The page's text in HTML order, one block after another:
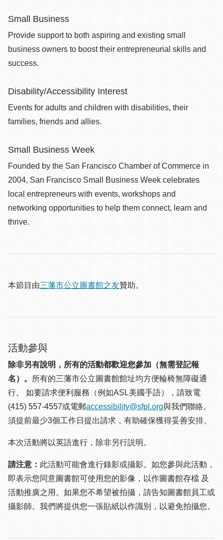
Small Business
Provide support to both aspiring and existing small
business owners to boost their entrepreneurial skills and
success.
Disability/Accessibility Interest
Events for adults and children with disabilities, their
families, friends and allies.
Small Business Week
Founded by the San Francisco Chamber of Commerce in
2004, San Francisco Small Business Week celebrates
local entrepreneurs with events, workshops and
networking opportunities to help them connect, learn and
thrive.
本節目由三藩市公立圖書館之友贊助。
活動參與
除非另有說明，所有的活動都歡迎您參加（無需登記報
名）。
所有的三藩市公立圖書館館址均方便輪椅無障礙通
行。 如要請求便利服務（例如ASL美國手語），請致電
(415) 557-4557或電郵accessibility@sfpl.org與我們聯絡。
須提 前最少3個工作日提出請求，有助確保獲得妥善安排。
本次活動將以英語進行，除非另行説明。
請注意： 此活動可能會進行錄影或攝影。如您參與此活動，
即表示您同意圖書館可使用您的影像，以作圖書館存檔 及
活動推廣之用。如果您不希望被拍攝，請告知圖書館員工或
攝影師。我們將提供您一張貼紙以作識別，以避免拍攝您。